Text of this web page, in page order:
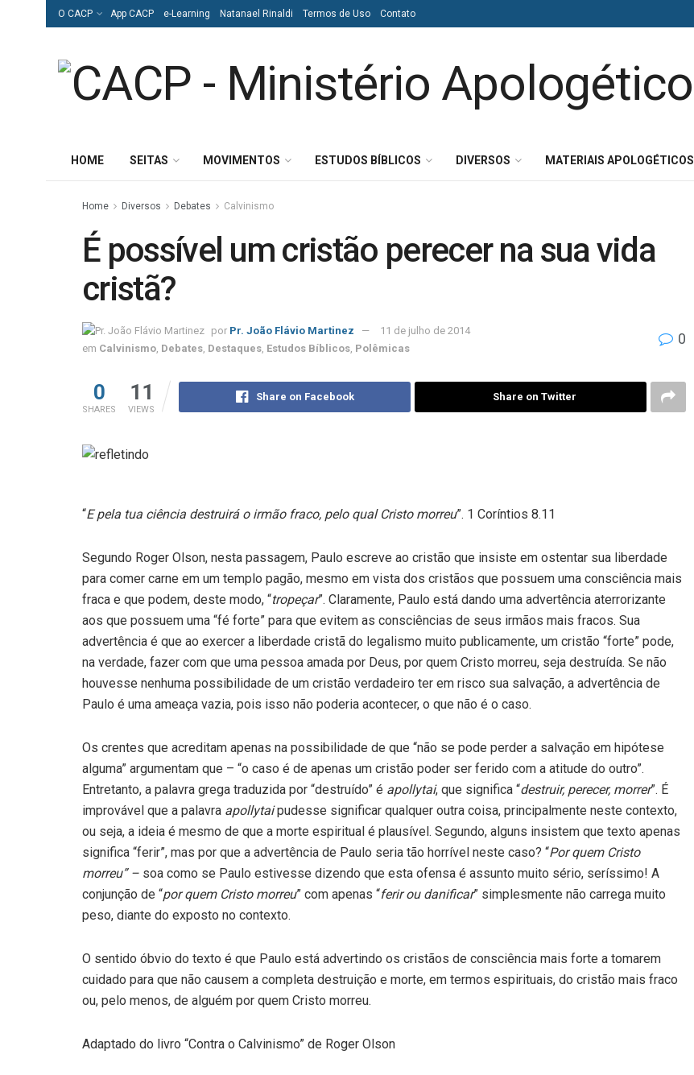
O CACP App CACP e-Learning Natanael Rinaldi Termos de Uso Contato
HOME SEITAS MOVIMENTOS ESTUDOS BÍBLICOS DIVERSOS MATERIAIS APOLOGÉTICOS
Home Diversos Debates Calvinismo
É possível um cristão perecer na sua vida
cristã?
por Pr. João Flávio Martinez
11 de julho de 2014
em Calvinismo, Debates, Destaques, Estudos Bíblicos, Polêmicas
0
0
SHARES
11
VIEWS
Share on Facebook Share on Twitter
“E pela tua ciência destruirá o irmão fraco, pelo qual Cristo morreu”. 1 Coríntios 8.11
Segundo Roger Olson, nesta passagem, Paulo escreve ao cristão que insiste em ostentar sua liberdade
para comer carne em um templo pagão, mesmo em vista dos cristãos que possuem uma consciência mais
fraca e que podem, deste modo, “tropeçar”. Claramente, Paulo está dando uma advertência aterrorizante
aos que possuem uma “fé forte” para que evitem as consciências de seus irmãos mais fracos. Sua
advertência é que ao exercer a liberdade cristã do legalismo muito publicamente, um cristão “forte” pode,
na verdade, fazer com que uma pessoa amada por Deus, por quem Cristo morreu, seja destruída. Se não
houvesse nenhuma possibilidade de um cristão verdadeiro ter em risco sua salvação, a advertência de
Paulo é uma ameaça vazia, pois isso não poderia acontecer, o que não é o caso.
Os crentes que acreditam apenas na possibilidade de que “não se pode perder a salvação em hipótese
alguma” argumentam que – “o caso é de apenas um cristão poder ser ferido com a atitude do outro”.
Entretanto, a palavra grega traduzida por “destruído” é apollytai, que significa “destruir, perecer, morrer”. É
improvável que a palavra apollytaipudesse significar qualquer outra coisa, principalmente neste contexto,
ou seja, a ideia é mesmo de que a morte espiritual é plausível. Segundo, alguns insistem que texto apenas
significa “ferir”, mas por que a advertência de Paulo seria tão horrível neste caso? “Por quem Cristo
morreu” – soa como se Paulo estivesse dizendo que esta ofensa é assunto muito sério, seríssimo! A
conjunção de “por quem Cristo morreu” com apenas “ferir ou danificar” simplesmente não carrega muito
peso, diante do exposto no contexto.
O sentido óbvio do texto é que Paulo está advertindo os cristãos de consciência mais forte a tomarem
cuidado para que não causem a completa destruição e morte, em termos espirituais, do cristão mais fraco
ou, pelo menos, de alguém por quem Cristo morreu.
Adaptado do livro “Contra o Calvinismo” de Roger Olson